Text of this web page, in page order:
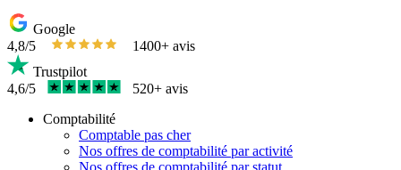
Google
4,8/5
1400+ avis
Trustpilot
4,6/5
520+ avis
Comptabilité
Comptable pas cher
Nos offres de comptabilité par activité
Nos offres de comptabilité par statut